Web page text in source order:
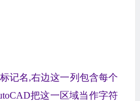
记名,右边这一列包含每个
把这一区域当作字符